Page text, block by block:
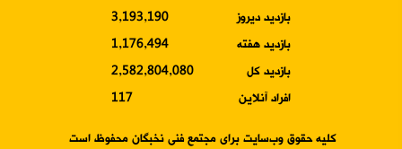
بازدید دیروز
3,193,190
بازدید هفته
1,176,494
بازدید کل
2,582,804,080
افراد آنلاین
117
کلیه حقوق وب‌سایت برای مجتمع فنی نخبگان محفوظ است